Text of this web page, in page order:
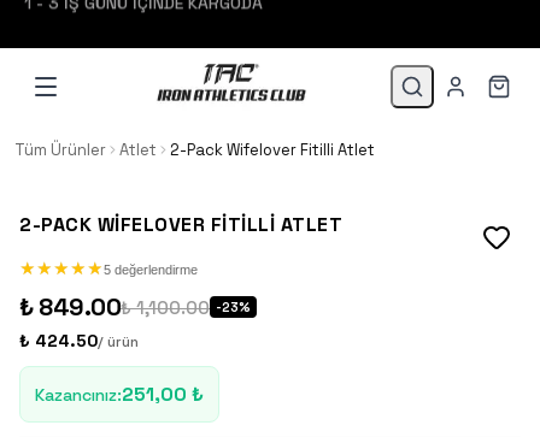
Tüm Ürünler Atlet 2-Pack Wifelover Fitilli Atlet
2-PACK WIFELOVER FITILLI ATLET
★
★★
★★
★★
★★
★5 değerlendirme
₺ 849.00₺ 1,100.00 -23%
₺ 424.50/ ürün
Kazancınız:251,00 ₺